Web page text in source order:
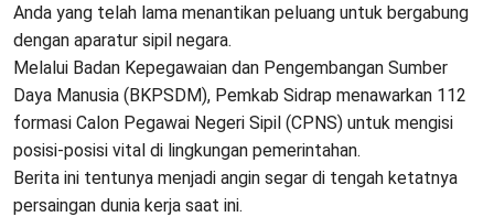
Anda yang telah lama menantikan peluang untuk bergabung
dengan aparatur sipil negara.
Melalui Badan Kepegawaian dan Pengembangan Sumber
Daya Manusia (BKPSDM), Pemkab Sidrap menawarkan 112
formasi Calon Pegawai Negeri Sipil (CPNS) untuk mengisi
posisi-posisi vital di lingkungan pemerintahan.
Berita ini tentunya menjadi angin segar di tengah ketatnya
persaingan dunia kerja saat ini.